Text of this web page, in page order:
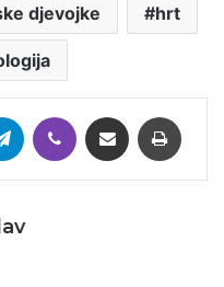
djevojke hrt
Telegram Viber Podijeli putem E-maila